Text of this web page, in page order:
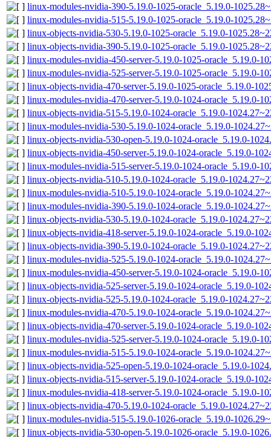
linux-modules-nvidia-390-5.19.0-1025-oracle_5.19.0-
linux-modules-nvidia-515-5.19.0-1025-oracle_5.19.0-
linux-objects-nvidia-530-5.19.0-1025-oracle_5.19.0-
linux-objects-nvidia-390-5.19.0-1025-oracle_5.19.0-
linux-modules-nvidia-450-server-5.19.0-1025-oracle_5.19.0-
linux-modules-nvidia-525-server-5.19.0-1025-oracle_5.19.0-
linux-objects-nvidia-470-server-5.19.0-1025-oracle_5.19.0-
linux-modules-nvidia-470-server-5.19.0-1024-oracle_5.19.0-
linux-objects-nvidia-515-5.19.0-1024-oracle_5.19.0-
linux-modules-nvidia-530-5.19.0-1024-oracle_5.19.0-
linux-objects-nvidia-530-open-5.19.0-1024-oracle_5.19.0-
linux-objects-nvidia-450-server-5.19.0-1024-oracle_5.19.0-
linux-modules-nvidia-515-server-5.19.0-1024-oracle_5.19.0-
linux-objects-nvidia-510-5.19.0-1024-oracle_5.19.0-
linux-modules-nvidia-510-5.19.0-1024-oracle_5.19.0-
linux-modules-nvidia-390-5.19.0-1024-oracle_5.19.0-
linux-objects-nvidia-530-5.19.0-1024-oracle_5.19.0-
linux-objects-nvidia-418-server-5.19.0-1024-oracle_5.19.0-
linux-objects-nvidia-390-5.19.0-1024-oracle_5.19.0-
linux-modules-nvidia-525-5.19.0-1024-oracle_5.19.0-
linux-modules-nvidia-450-server-5.19.0-1024-oracle_5.19.0-
linux-objects-nvidia-525-server-5.19.0-1024-oracle_5.19.0-
linux-objects-nvidia-525-5.19.0-1024-oracle_5.19.0-
linux-modules-nvidia-470-5.19.0-1024-oracle_5.19.0-
linux-objects-nvidia-470-server-5.19.0-1024-oracle_5.19.0-
linux-modules-nvidia-525-server-5.19.0-1024-oracle_5.19.0-
linux-modules-nvidia-515-5.19.0-1024-oracle_5.19.0-
linux-objects-nvidia-525-open-5.19.0-1024-oracle_5.19.0-
linux-objects-nvidia-515-server-5.19.0-1024-oracle_5.19.0-
linux-modules-nvidia-418-server-5.19.0-1024-oracle_5.19.0-
linux-objects-nvidia-470-5.19.0-1024-oracle_5.19.0-
linux-modules-nvidia-515-5.19.0-1026-oracle_5.19.0-
linux-objects-nvidia-530-open-5.19.0-1026-oracle_5.19.0-